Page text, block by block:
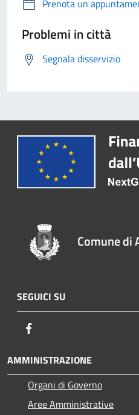
Prenota un
Problemi in città
Segnala disservizio
Comune di
SEGUICI SU
AMMINISTRAZIONE
Organi di Governo
Aree Amministrative